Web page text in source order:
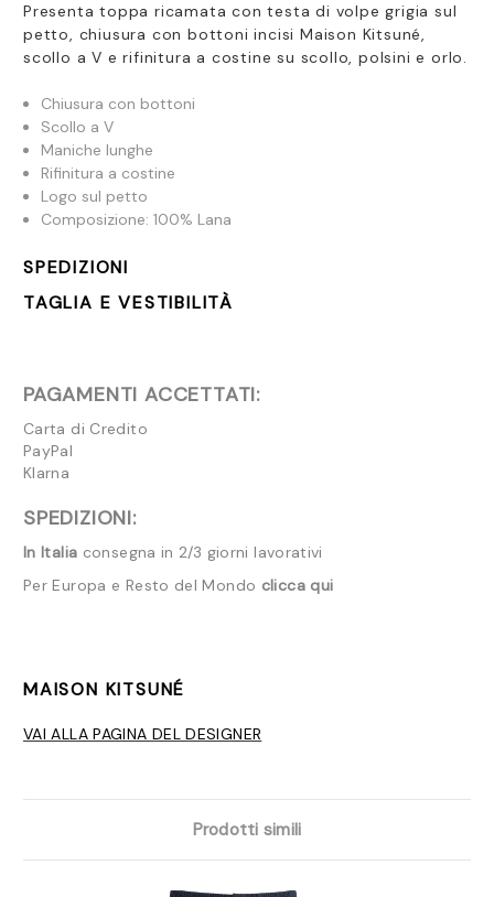
Presenta toppa ricamata con testa di volpe grigia sul
petto, chiusura con bottoni incisi Maison Kitsuné,
scollo a V e rifinitura a costine su scollo, polsini e orlo.
Chiusura con bottoni
Scollo a V
Maniche lunghe
Rifinitura a costine
Logo sul petto
Composizione: 100% Lana
SPEDIZIONI
TAGLIA E VESTIBILITÀ
PAGAMENTI ACCETTATI:
Carta di Credito
PayPal
Klarna
SPEDIZIONI:
In Italia consegna in 2/3 giorni lavorativi
Per Europa e Resto del Mondo clicca qui
MAISON KITSUNÉ
VAI ALLA PAGINA DEL DESIGNER
Prodotti simili